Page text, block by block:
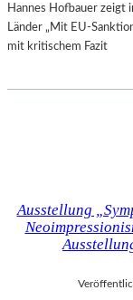
Hannes Hofbauer zeigt
Länder „Mit EU-
mit kritischem Fazit
Ausstellung